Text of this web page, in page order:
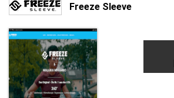
Freeze Sleeve